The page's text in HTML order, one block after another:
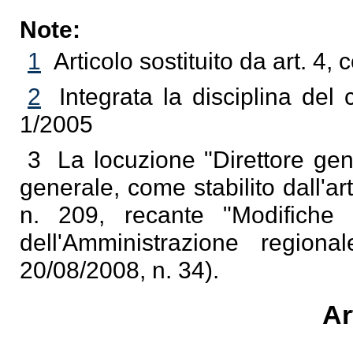
Note:
1 Articolo sostituito da art. 4,
2
Integrata la disciplina del
1/2005
3
La locuzione "Direttore
generale, come stabilito
n. 209, recante "Modifiche
dell'Amministrazione
20/08/2008, n. 34).